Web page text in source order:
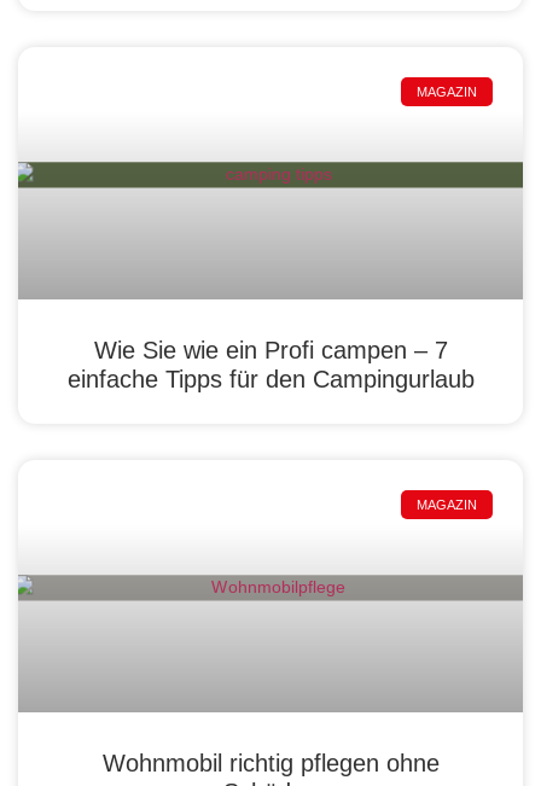
MAGAZIN
Wie Sie wie ein Profi campen – 7
einfache Tipps für den Campingurlaub
MAGAZIN
Wohnmobil richtig pflegen ohne